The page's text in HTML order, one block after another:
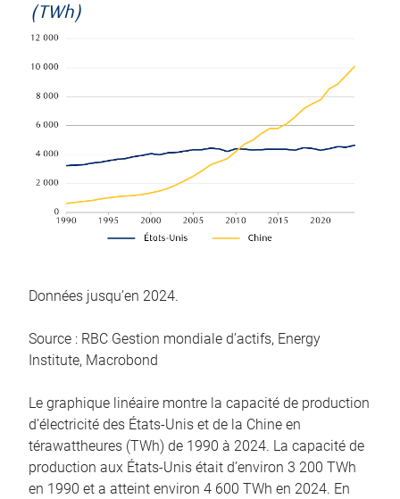
(TWh)
Données jusqu’en 2024.
Source : RBC Gestion mondiale d’actifs, Energy
Institute, Macrobond
Le graphique linéaire montre la capacité de production
d’électricité des États-Unis et de la Chine en
térawattheures (TWh) de 1990 à 2024. La capacité de
production aux États-Unis était d’environ 3 200 TWh
en 1990 et a atteint environ 4 600 TWh en 2024. En